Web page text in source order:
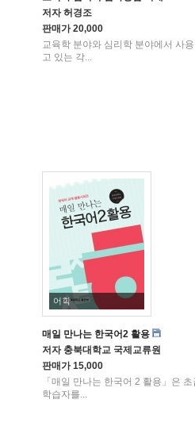
저자허경조
판매가20,000
교육학 분야와 심리학 분야에서 사
고 있는 각...
어학
매일 만나는 한국어2 활용
저자충북대학교 국제교류원
판매가15,000
「매일 만나는 한국어 2 활용」은 초
학습자를...